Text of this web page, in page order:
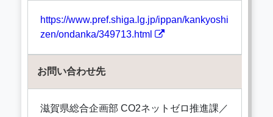
https://www.pref.shiga.lg.jp/ippan/kankyoshi
zen/ondanka/349713.html
お問い合わせ先
滋賀県総合企画部 CO2ネットゼロ推進課／